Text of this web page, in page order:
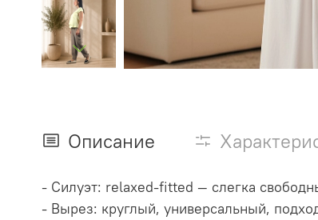
Описание
- Силуэт: relaxed‑fitted — слегка
- Вырез: круглый, универсальный,